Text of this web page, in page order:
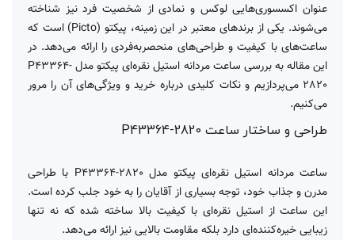
عنوان اکسسوری‌هایی لوکس و نمادی از شخصیت فرد نیز شناخته
می‌شوند. یکی از برندهای معتبر در این زمینه، پیکتو (Picto) است که
ساعت‌های با کیفیت و طراحی‌های منحصربه‌فردی را ارائه می‌دهد. در
این مقاله به بررسی ساعت مردانه استیل نقره‌ای پیکتو مدل P43364-
2820 می‌پردازیم و نکات کلیدی درباره خرید و ویژگی‌های آن را مرور
می‌کنیم.
طراحی و ساختار ساعت P43364-2820
ساعت مردانه استیل نقره‌ای پیکتو مدل P43364-2820 با طراحی
مدرن و جذاب خود، توجه بسیاری از آقایان را به خود جلب کرده است.
این ساعت از استیل نقره‌ای با کیفیت بالا ساخته شده که نه تنها
زیبایی خیره‌کننده‌ای دارد بلکه مقاومت بالایی نیز ارائه می‌دهد.